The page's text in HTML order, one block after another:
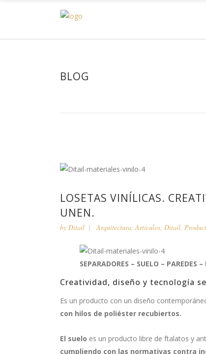
BLOG
LOSETAS VINÍLICAS.
UNEN.
by Ditail Arquitectura,Artículos, Ditail,
SEPARADORES – SUELO – PAREDES
Creatividad, diseño y tecnología
Es un producto con un diseño
con hilos de poliéster recubiertos.
El suelo es un producto libre de ftalatos y
cumpliendo con las normativas contra